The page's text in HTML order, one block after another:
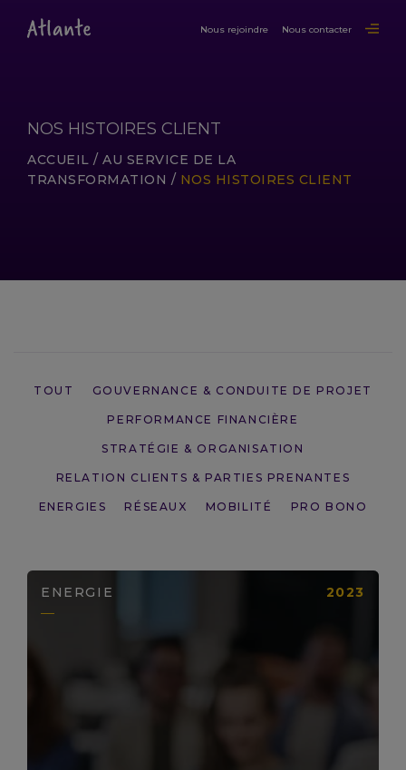
Nous rejoindre Nous contacter
NOS HISTOIRES CLIENT
ACCUEIL / AU SERVICE DE LA
TRANSFORMATION / NOS HISTOIRES CLIENT
TOUT GOUVERNANCE & CONDUITE DE PROJET
PERFORMANCE FINANCIÈRE
STRATÉGIE & ORGANISATION
RELATION CLIENTS & PARTIES PRENANTES
ENERGIES RÉSEAUX MOBILITÉ PRO BONO
ENERGIE 2023